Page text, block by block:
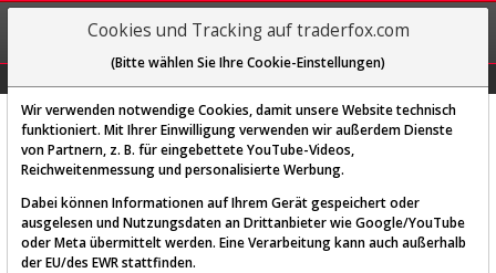
REGIS-
TRIEREN
Diese Funktion ist nur für
Cookies und Tracking auf traderfox.com
(Bitte wählen Sie Ihre Cookie-Einstellungen)
Wir verwenden notwendige Cookies, damit unsere Website technisch
funktioniert. Mit Ihrer Einwilligung verwenden wir außerdem Dienste
von Partnern, z. B. für eingebettete YouTube-Videos,
Reichweitenmessung und personalisierte Werbung.
Dabei können Informationen auf Ihrem Gerät gespeichert oder
ausgelesen und Nutzungsdaten an Drittanbieter wie Google/YouTube
oder Meta übermittelt werden. Eine Verarbeitung kann auch außerhalb
der EU/des EWR stattfinden.